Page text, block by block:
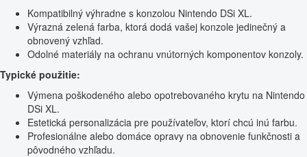
Kompatibilný výhradne s konzolou Nintendo DSi XL.
Výrazná zelená farba, ktorá dodá vašej konzole jedinečný a
obnovený vzhľad.
Odolné materiály na ochranu vnútorných komponentov konzoly.
Typické použitie:
Výmena poškodeného alebo opotrebovaného krytu na Nintendo
DSi XL.
Estetická personalizácia pre používateľov, ktorí chcú inú farbu.
Profesionálne alebo domáce opravy na obnovenie funkčnosti a
pôvodného vzhľadu.